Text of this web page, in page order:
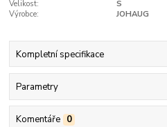
Velikost:
S
Výrobce:
JOHAUG
Kompletní specifikace
Parametry
Komentáře 0